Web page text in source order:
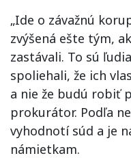
„Ide o závažnú
zvýšená ešte tým,
zastávali. To sú
spoliehali, že ich
a nie že budú robiť
prokurátor. Podľa
vyhodnotí súd a je
námietkam.